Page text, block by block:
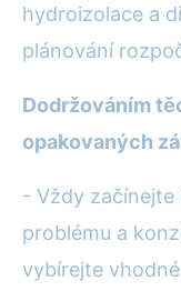
hydroizolace a
plánování
Dodržováním
opakovaných
- Vždy začínejte
problému a
vybírejte